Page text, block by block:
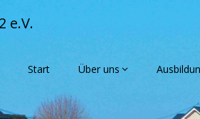
e.V.
Start Über uns